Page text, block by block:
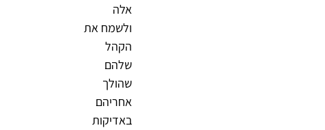
אלה
ולשמח את
הקהל
שלהם
שהולך
אחריהם
באדיקות